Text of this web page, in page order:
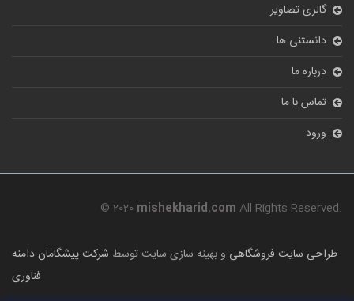
گالری تصاویر
دانستنی ها
درباره ما
تماس با ما
ورود
© 2020 mishekharid.com All Rights Reserved.
طراحی سایت فروشگاهی و بهینه سازی سایت توسط شرکت پیشگامان دامنه
فناوری